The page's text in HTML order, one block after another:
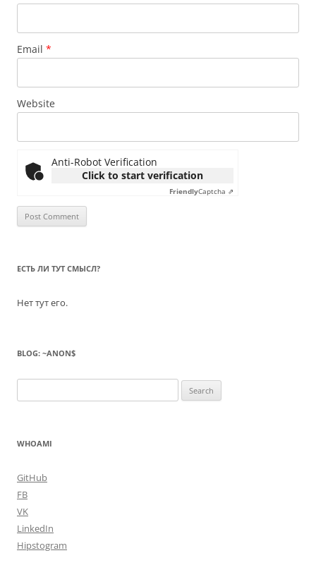
Email *
Website
Anti-Robot Verification
Click to start verification
FriendlyCaptcha ⇗
ЕСТЬ ЛИ ТУТ СМЫСЛ?
Нет тут его.
BLOG: ~ANON$
for:
WHOAMI
GitHub
FB
VK
LinkedIn
Hipstogram